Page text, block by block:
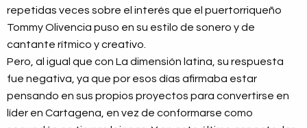
repetidas veces sobre el interés que el puertorriqueño
Tommy Olivencia puso en su estilo de sonero y de
cantante rítmico y creativo.
Pero, al igual que con La dimensión latina, su respuesta
fue negativa, ya que por esos días afirmaba estar
pensando en sus propios proyectos para convertirse en
líder en Cartagena, en vez de conformarse como